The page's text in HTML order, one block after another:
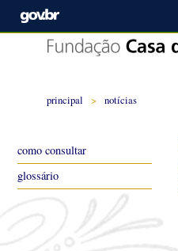
principal > notícias
como consultar
glossário